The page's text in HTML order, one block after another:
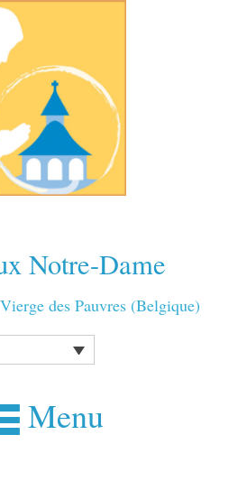
Notre-Dame
des Pauvres (Belgique)
Menu